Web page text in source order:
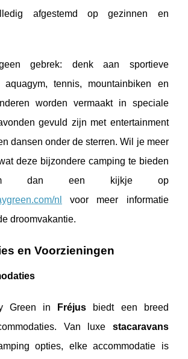
afgestemd op gezinnen en
gebrek: denk aan sportieve
aquagym, tennis, mountainbiken en
worden vermaakt in speciale
gevuld zijn met entertainment
dansen onder de sterren. Wil je meer
deze bijzondere camping te bieden
dan een kijkje op
nl
voor meer informatie
droomvakantie.
en Voorzieningen
Green in Fréjus biedt een breed
Van luxe stacaravans
opties, elke accommodatie is